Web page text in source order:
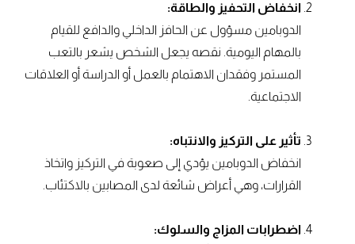
انخفاض التحفيز والطاقة:
الدوبامين مسؤول عن الحافز الداخلي والدافع للقيام
بالمهام اليومية. نقصه يجعل الشخص يشعر بالتعب
المستمر وفقدان الاهتمام بالعمل أو الدراسة أو العلاقات
الاجتماعية.
تأثير على التركيز والانتباه:
انخفاض الدوبامين يؤدي إلى صعوبة في التركيز واتخاذ
القرارات، وهي أعراض شائعة لدى المصابين بالاكتئاب.
اضطرابات المزاج والسلوك: